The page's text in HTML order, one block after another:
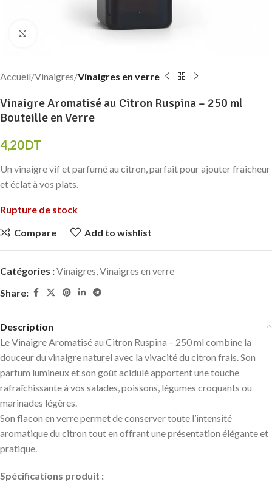
Click to enlarge
Accueil Vinaigres Vinaigres en verre
Vinaigre Aromatisé au Citron Ruspina – 250 ml
Bouteille en Verre
4,20DT
Un vinaigre vif et parfumé au citron, parfait pour ajouter fraîcheur
et éclat à vos plats.
Rupture de stock
Compare
Add to wishlist
Catégories :Vinaigres Vinaigres en verre
Share:
Description
Le Vinaigre Aromatisé au Citron Ruspina – 250 ml combine la
douceur du vinaigre naturel avec la vivacité du citron frais. Son
parfum lumineux et son goût acidulé apportent une touche
rafraîchissante à vos salades, poissons, légumes croquants ou
marinades légères.
Son flacon en verre permet de conserver toute l’intensité
aromatique du citron tout en offrant une présentation élégante et
pratique.
Spécifications produit :